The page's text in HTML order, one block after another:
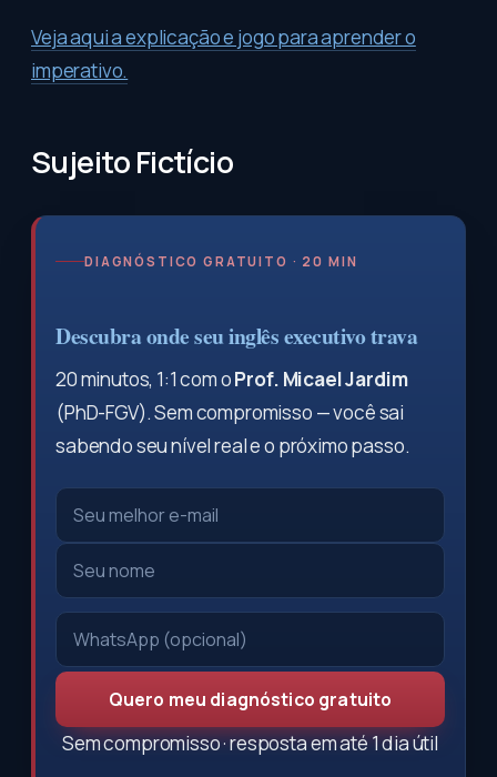
Veja aqui a explicação e jogo para aprender o
imperativo.
Sujeito Fictício
DIAGNÓSTICO GRATUITO · 20 MIN
Descubra onde seu inglês executivo trava
20 minutos, 1:1 com oProf. Micael Jardim
(PhD-FGV). Sem compromisso — você sai
sabendo seu nível real e o próximo passo.
Quero meu diagnóstico gratuito
Sem compromisso · resposta em até 1 dia útil